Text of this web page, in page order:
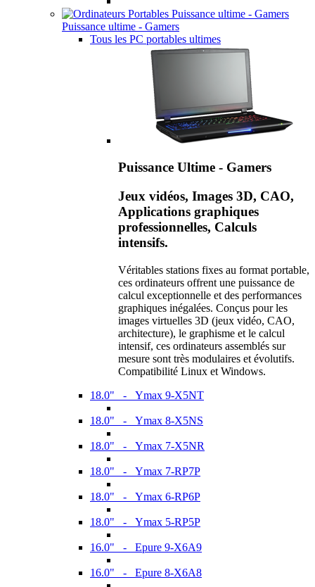
Puissance ultime - Gamers
Tous les PC portables ultimes
Puissance Ultime - Gamers
Jeux vidéos, Images 3D, CAO,
Applications graphiques
professionnelles, Calculs
intensifs.
Véritables stations fixes au format portable,
ces ordinateurs offrent une puissance de
calcul exceptionnelle et des performances
graphiques inégalées. Conçus pour les
images virtuelles 3D (jeux vidéo, CAO,
architecture), le graphisme et le calcul
intensif, ces ordinateurs assemblés sur
mesure sont très modulaires et évolutifs.
Compatibilité Linux et Windows.
18.0" - Ymax 9-X5NT
18.0" - Ymax 8-X5NS
18.0" - Ymax 7-X5NR
18.0" - Ymax 7-RP7P
18.0" - Ymax 6-RP6P
18.0" - Ymax 5-RP5P
16.0" - Epure 9-X6A9
16.0" - Epure 8-X6A8